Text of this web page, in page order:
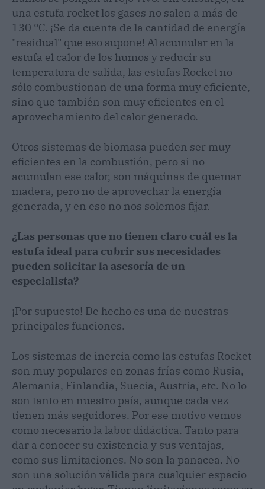
una estufa rocket los gases no salen a más de
130 °C. ¡Se da cuenta de la cantidad de energía
"residual" que eso supone! Al acumular en la
estufa el calor de los humos y reducir su
temperatura de salida, las estufas Rocket no
sólo combustionan de una forma muy eficiente,
sino que también son muy eficientes en el
aprovechamiento del calor generado.
Otros sistemas de biomasa pueden ser muy
eficientes en la combustión, pero si no
acumulan ese calor, son máquinas de quemar
madera, pero no de aprovechar la energía
generada, y en eso no nos solemos fijar.
¿Las personas que no tienen claro cuál es la
estufa ideal para cubrir sus necesidades
pueden solicitar la asesoría de un
especialista?
¡Por supuesto! De hecho es una de nuestras
principales funciones.
Los sistemas de inercia como las estufas Rocket
son muy populares en zonas frías como Rusia,
Alemania, Finlandia, Suecia, Austria, etc. No lo
son tanto en nuestro país, aunque cada vez
tienen más seguidores. Por ese motivo vemos
como necesario la labor didáctica. Tanto para
dar a conocer su existencia y sus ventajas,
como sus limitaciones. No son la panacea. No
son una solución válida para cualquier espacio